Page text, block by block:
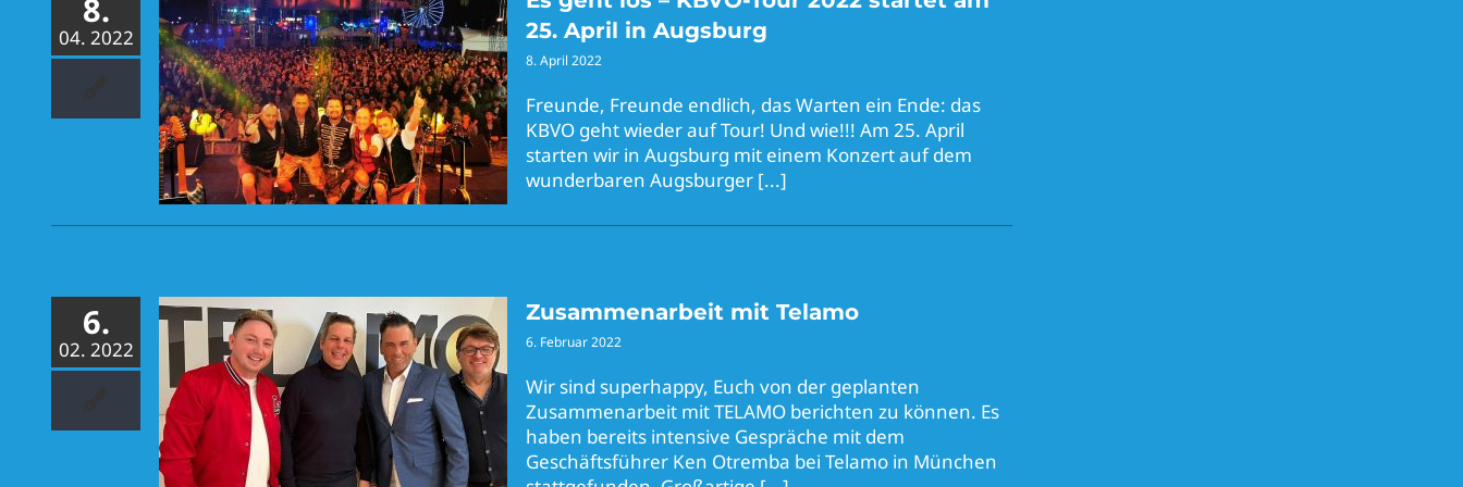
8.
04. 2022
25. April in Augsburg
8. April 2022
Freunde, Freunde endlich, das Warten ein Ende: das
KBVO geht wieder auf Tour! Und wie!!! Am 25. April
starten wir in Augsburg mit einem Konzert auf dem
wunderbaren Augsburger [...]
6.
02. 2022
Zusammenarbeit mit Telamo
6. Februar 2022
Wir sind superhappy, Euch von der geplanten
Zusammenarbeit mit TELAMO berichten zu können. Es
haben bereits intensive Gespräche mit dem
Geschäftsführer Ken Otremba bei Telamo in München